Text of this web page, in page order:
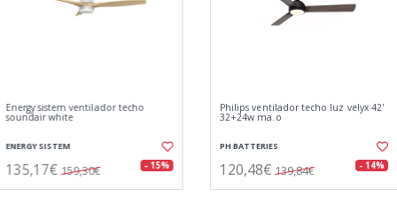
Philips ventilador techo luz velyx 42'
32+24w ma.o
PH BATTERIES
120,48€139,84€ - 14%
Ewent ew5682 pistola aire compr 8
vel. 130000 rpm
EWENT
35,53€43,78€ - 19%